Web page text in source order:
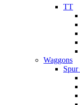
TT
Waggons
Spur